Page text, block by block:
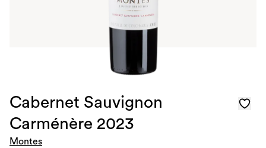
Cabernet Sauvignon
Carménère 2023
Montes